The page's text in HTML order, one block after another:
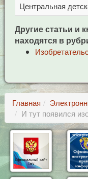
Центральная
Другие статьи и
находятся в
Главная
И тут появился